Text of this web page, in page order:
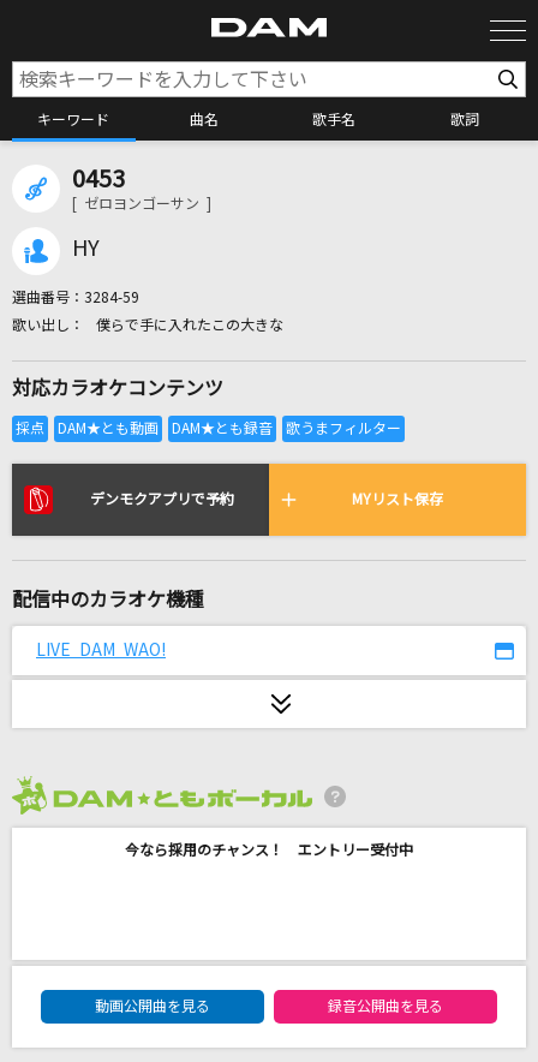
キーワード 曲名 歌手名 歌詞
全国りれき
リアルタイムで歌われている曲の一覧
ハナミズキ
フラワー
Official髭男dism
evolution
0453
[ ゼロヨンゴーサン ]
HY
選曲番号： 3284-59
僕らで手に入れたこの大きな
対応カラオケコンテンツ
デンモクアプリで予約 MYリスト保存
配信中のカラオケ機種
LIVE DAM WAO!
今なら採用のチャンス！ エントリー受付中
DAM★ともボーカルエントリーランキング
動画公開曲を見る
録音公開曲を見る